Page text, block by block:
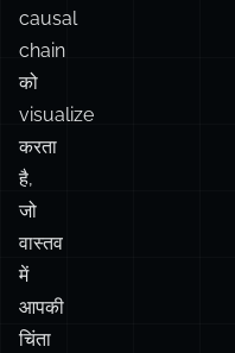
causal
chain
को
visualize
करता
है,
जो
वास्तव
में
आपकी
चिंता